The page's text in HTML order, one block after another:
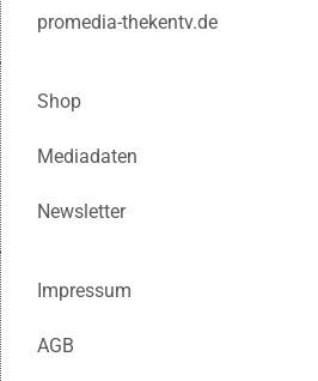
promedia-thekentv.de
Shop
Mediadaten
Newsletter
Impressum
AGB